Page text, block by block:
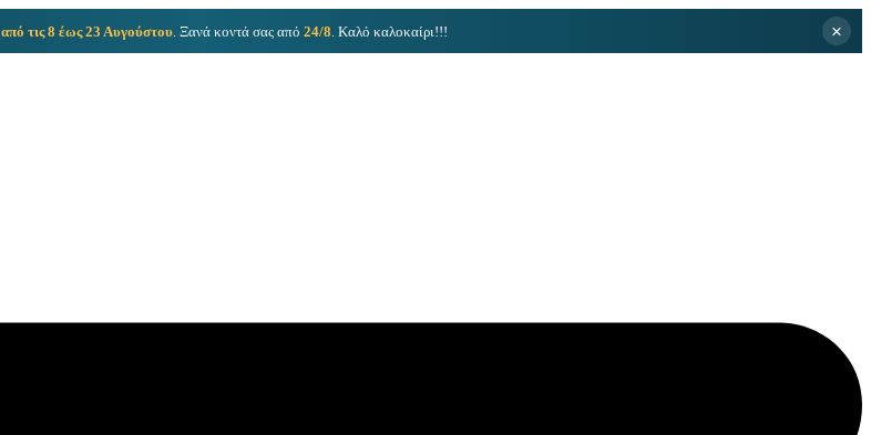
από τις 8 έως 23 Αυγούστου. Ξανά κοντά σας από 24/8 . Καλό καλοκαίρι!!! ×